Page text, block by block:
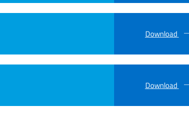
Download
Download